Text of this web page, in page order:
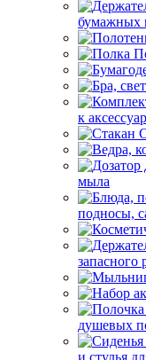
бумажных
к
мыла
подносы,
запасного
душевых
и стулья